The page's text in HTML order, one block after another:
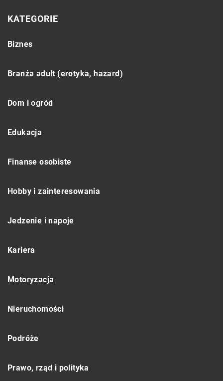
KATEGORIE
Biznes
Branża adult (erotyka, hazard)
Dom i ogród
Edukacja
Finanse osobiste
Hobby i zainteresowania
Jedzenie i napoje
Kariera
Motoryzacja
Nieruchomości
Podróże
Prawo, rząd i polityka